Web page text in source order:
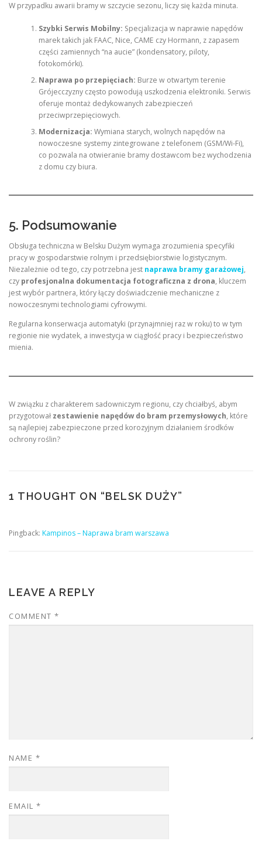
W przypadku awarii bramy w szczycie sezonu, liczy się każda minuta.
Szybki Serwis Mobilny: Specjalizacja w naprawie napędów
marek takich jak FAAC, Nice, CAME czy Hormann, z zapasem
części zamiennych “na aucie” (kondensatory, piloty,
fotokomórki).
Naprawa po przepięciach: Burze w otwartym terenie
Grójecczyzny często powodują uszkodzenia elektroniki. Serwis
oferuje montaż dedykowanych zabezpieczeń
przeciwprzepięciowych.
Modernizacja: Wymiana starych, wolnych napędów na
nowoczesne systemy zintegrowane z telefonem (GSM/Wi-Fi),
co pozwala na otwieranie bramy dostawcom bez wychodzenia
z domu czy biura.
5. Podsumowanie
Obsługa techniczna w Belsku Dużym wymaga zrozumienia specyfiki
pracy w gospodarstwie rolnym i przedsiębiorstwie logistycznym.
Niezależnie od tego, czy potrzebna jest naprawa bramy garażowej,
czy profesjonalna dokumentacja fotograficzna z drona, kluczem
jest wybór partnera, który łączy doświadczenie mechaniczne z
nowoczesnymi technologiami cyfrowymi.
Regularna konserwacja automatyki (przynajmniej raz w roku) to w tym
regionie nie wydatek, a inwestycja w ciągłość pracy i bezpieczeństwo
mienia.
W związku z charakterem sadowniczym regionu, czy chciałbyś, abym
przygotował zestawienie napędów do bram przemysłowych, które
są najlepiej zabezpieczone przed korozyjnym działaniem środków
ochrony roślin?
1 THOUGHT ON “BELSK DUŻY”
Pingback: Kampinos – Naprawa bram warszawa
LEAVE A REPLY
COMMENT *
NAME *
EMAIL *